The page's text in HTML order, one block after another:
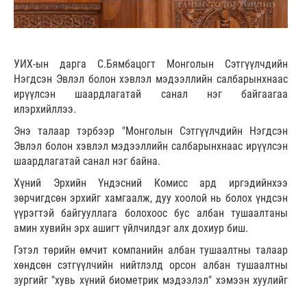
УИХ-ын дарга С.Бямбацогт Монголын Сэтгүүлчдийн
Нэгдсэн Эвлэл болон хэвлэл мэдээллийн салбарынхнаас
ирүүлсэн шаардлагатай санал нэг байгаагаа
илэрхийллээ.
Энэ талаар тэрбээр "Монголын Сэтгүүлчдийн Нэгдсэн
Эвлэл болон хэвлэл мэдээллийн салбарынхнаас ирүүлсэн
шаардлагатай санал нэг байна.
Хүний Эрхийн Үндэсний Комисс ард иргэдийнхээ
зөрчигдсөн эрхийг хамгаалж, дуу хоолой нь болох үндсэн
үүрэгтэй байгууллага болохоос бус албан тушаалтаны
амин хувийн эрх ашигт үйлчилдэг алх дохиур биш.
Гэтэл төрийн өмчит компанийн албан тушаалтны талаар
хөндсөн сэтгүүлчийн нийтлэлд орсон албан тушаалтны
зургийг "хувь хүний биометрик мэдээлэл" хэмээн хуулийг